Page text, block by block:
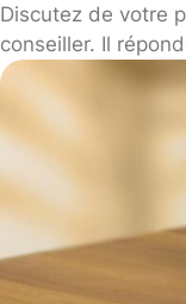
Discutez de votre
conseiller. Il